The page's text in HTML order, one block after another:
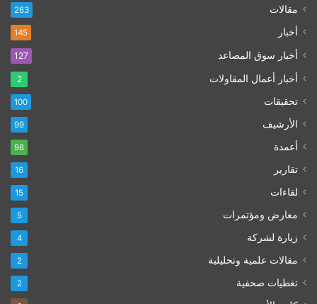
مقالات 263
أخبار 145
أخبار سوق المصاعد 127
أخبار أعمال المقاولات 2
تحقيقات 100
الأرشيف 99
أعمدة 98
تقارير 16
لقاءات 15
معارض ومؤتمرات 5
زيارة لشركة 4
مقالات علمية وتحليلية 2
تغطيات صحفية 2